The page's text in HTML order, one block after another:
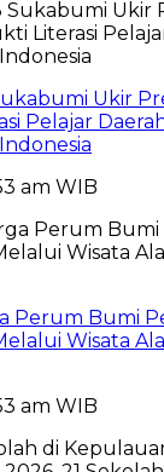
Ukir
Pelajar
am WIB
Perum Bumi
Wisata
am WIB